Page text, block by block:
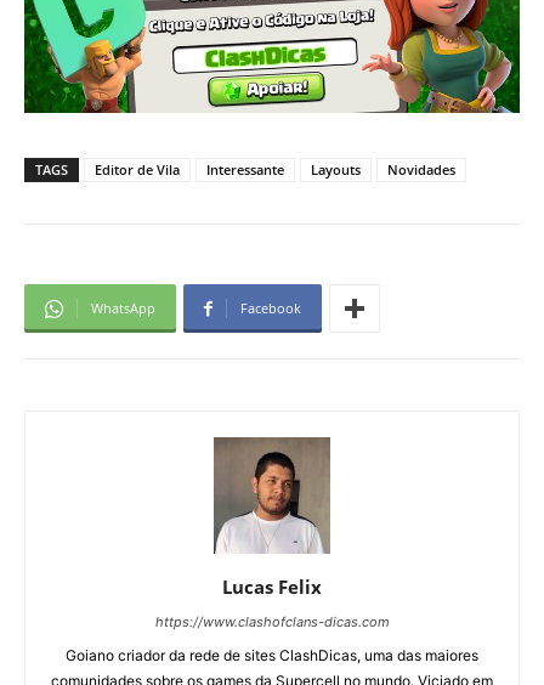
TAGS Editor de Vila Interessante Layouts Novidades
WhatsApp Facebook
Lucas Felix
https://www.clashofclans-dicas.com
Goiano criador da rede de sites ClashDicas, uma das maiores
comunidades sobre os games da Supercell no mundo. Viciado em